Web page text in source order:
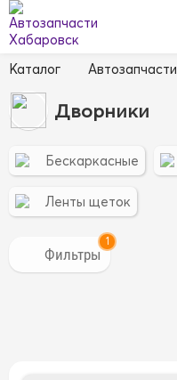
Каталог Автозапчасти
Дворники
Бескаркасные
Ленты щеток
1